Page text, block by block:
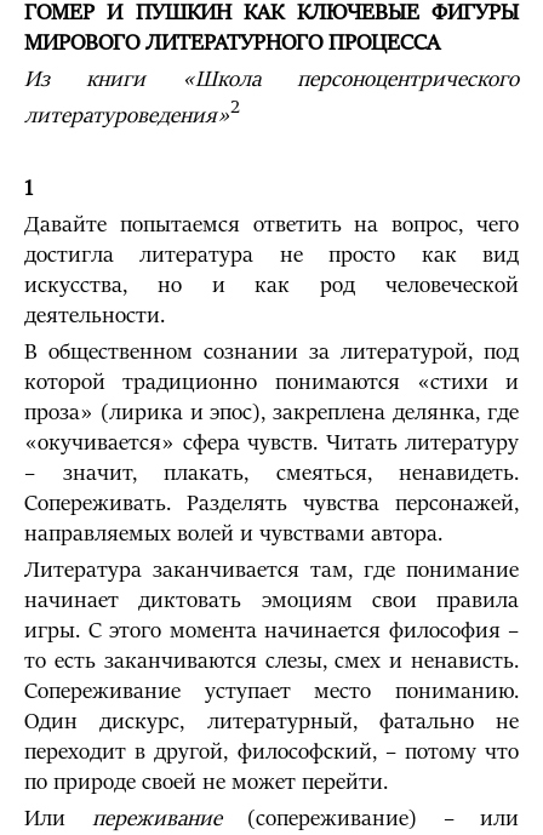
ГОМЕР И ПУШКИН КАК КЛЮЧЕВЫЕ ФИГУРЫ
МИРОВОГО ЛИТЕРАТУРНОГО ПРОЦЕССА
Из книги «Школа персоноцентрического
литературоведения»2
1
Давайте попытаемся ответить на вопрос, чего
достигла литература не просто как вид
искусства, но и как род человеческой
деятельности.
В общественном сознании за литературой, под
которой традиционно понимаются «стихи и
проза» (лирика и эпос), закреплена делянка, где
«окучивается» сфера чувств. Читать литературу
– значит, плакать, смеяться, ненавидеть.
Сопереживать. Разделять чувства персонажей,
направляемых волей и чувствами автора.
Литература заканчивается там, где понимание
начинает диктовать эмоциям свои правила
игры. С этого момента начинается философия –
то есть заканчиваются слезы, смех и ненависть.
Сопереживание уступает место пониманию.
Один дискурс, литературный, фатально не
переходит в другой, философский, – потому что
по природе своей не может перейти.
Или переживание(сопереживание) – или